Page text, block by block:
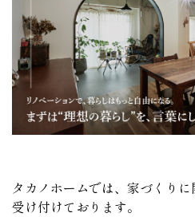
タカノホームでは、家づくり
受け付けております。